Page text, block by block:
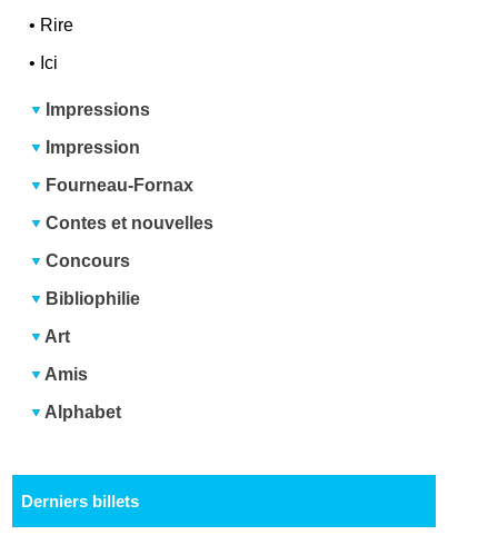
• Rire
• Ici
Impressions
Impression
Fourneau-Fornax
Contes et nouvelles
Concours
Bibliophilie
Art
Amis
Alphabet
Derniers billets